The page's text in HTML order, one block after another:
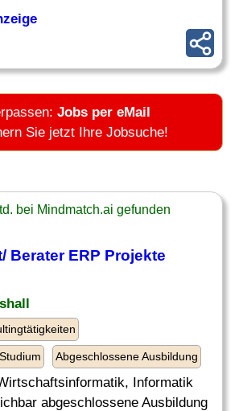
Jobs per eMail
Sie jetzt Ihre Jobsuche!
bei Mindmatch.ai gefunden
Berater ERP Projekte
Abgeschlossene Ausbildung
Informatik
abgeschlossene Ausbildung